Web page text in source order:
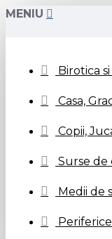
MENIU
Birotica
Casa,
Copii,
Surse de
Medii de